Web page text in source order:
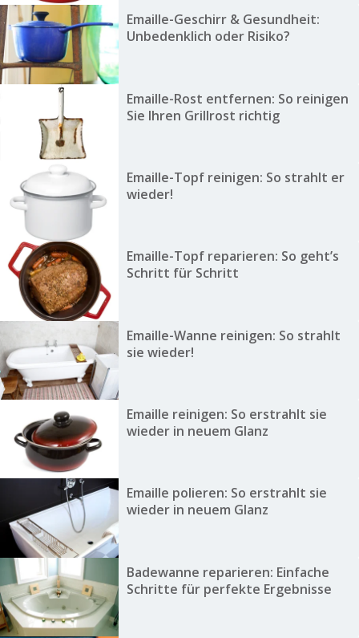
Emaille-Geschirr & Gesundheit:
Unbedenklich oder Risiko?
Emaille-Rost entfernen: So reinigen
Sie Ihren Grillrost richtig
Emaille-Topf reinigen: So strahlt er
wieder!
Emaille-Topf reparieren: So geht’s
Schritt für Schritt
Emaille-Wanne reinigen: So strahlt
sie wieder!
Emaille reinigen: So erstrahlt sie
wieder in neuem Glanz
Emaille polieren: So erstrahlt sie
wieder in neuem Glanz
Badewanne reparieren: Einfache
Schritte für perfekte Ergebnisse